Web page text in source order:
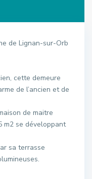
de Lignan-sur-Orb
cette demeure
de l’ancien et de
de maitre
m2 se développant
sa terrasse